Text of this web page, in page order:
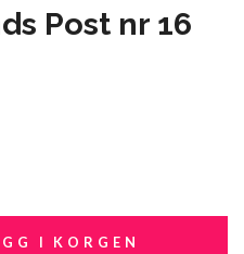
Post nr 16
I KORGEN